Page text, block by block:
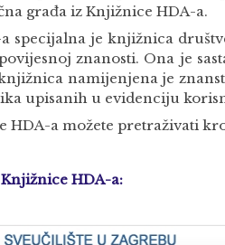
građa iz Knjižnice HDA-a.
specijalna je knjižnica
znanosti. Ona je
namijenjena je
upisanih u evidenciju
HDA-a možete pretraživati
HDA-a: